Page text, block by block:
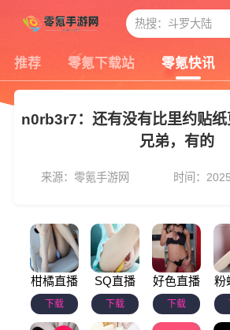
推荐 零氪下载站 零氪快讯
n0rb3r7：还有没有比里约贴
兄弟，有的
来源：零氪手游网 时间：
柑橘直播
下载
SQ直播
下载
好色直播
下载
粉